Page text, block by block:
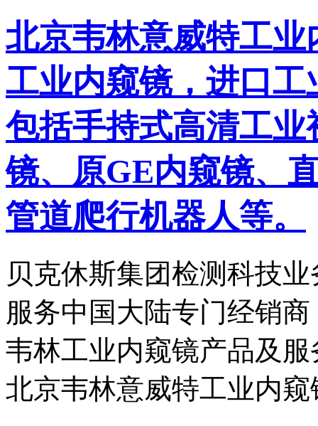
北京韦林意威特工
工业内窥镜，进口
包括手持式高清工
镜、原GE内窥镜、
管道爬行机器人等。
贝克休斯集团检测科技
服务中国大陆专门经销商
韦林工业内窥镜产品及
北京韦林意威特工业内